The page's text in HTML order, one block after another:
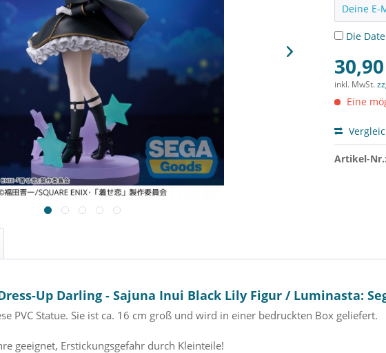
Die
inkl. MwSt.
Eine
Artikel-Nr.:
Up Darling - Sajuna Inui Black Lily Figur / Luminasta:
PVC Statue. Sie ist ca. 16 cm groß und wird in einer bedruckten Box geliefert.
geeignet, Erstickungsgefahr durch Kleinteile!